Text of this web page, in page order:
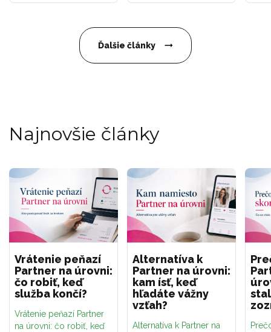
Ďalšie články
Najnovšie články
Vrátenie peňazí
Partner na úrovni:
čo robiť, keď
služba končí?
Vrátenie peňazí Partner
na úrovni: čo robiť, keď
Alternatíva k
Partner na úrovni:
kam ísť, keď
hľadáte vážny
vzťah?
Alternatíva k Partner na